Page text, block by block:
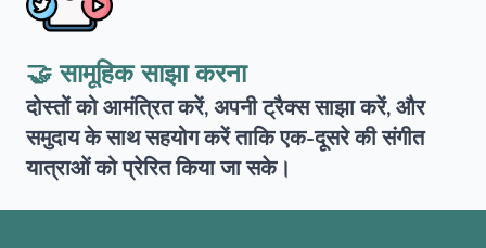
🤝 सामूहिक साझा करना
दोस्तों को आमंत्रित करें, अपनी ट्रैक्स साझा करें, और
समुदाय के साथ सहयोग करें ताकि एक-दूसरे की संगीत
यात्राओं को प्रेरित किया जा सके।